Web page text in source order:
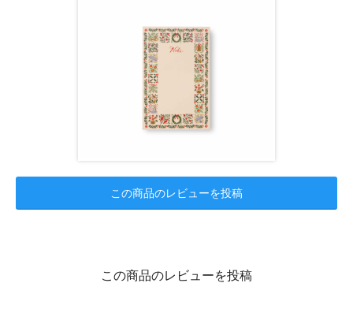
この商品のレビューを投稿
この商品のレビューを投稿